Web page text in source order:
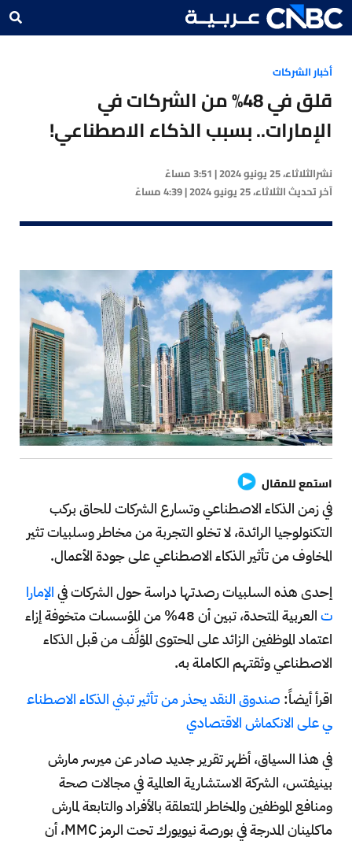
أخبار الشركات
قلق في 48% من الشركات في
الإمارات.. بسبب الذكاء الاصطناعي!
نشرالثلاثاء، 25 يونيو 2024 | 3:51 مساءً
آخر تحديثالثلاثاء، 25 يونيو 2024 | 4:39 مساءً
استمع للمقال
في زمن الذكاء الاصطناعي وتسارع الشركات للحاق بركب
التكنولوجيا الرائدة، لا تخلو التجربة من مخاطر وسلبيات تثير
المخاوف من تأثير الذكاء الاصطناعي على جودة الأعمال.
إحدى هذه السلبيات رصدتها دراسة حول الشركات فيالإمارا
ت
العربية المتحدة، تبين أن 48% من المؤسسات متخوفة إزاء
اعتماد الموظفين الزائد على المحتوى المؤلَّف من قبل الذكاء
الاصطناعي وثقتهم الكاملة به.
اقرأ أيضاً: صندوق النقد يحذر من تأثير تبني الذكاء الاصطناع
ي على الانكماش الاقتصادي
في هذا السياق، أظهر تقرير جديد صادر عن ميرسر مارش
بينيفتس، الشركة الاستشارية العالمية في مجالات صحة
ومنافع الموظفين والمخاطر المتعلقة بالأفراد والتابعة لمارش
ماكلينان المدرجة في بورصة نيويورك تحت الرمز MMC، أن